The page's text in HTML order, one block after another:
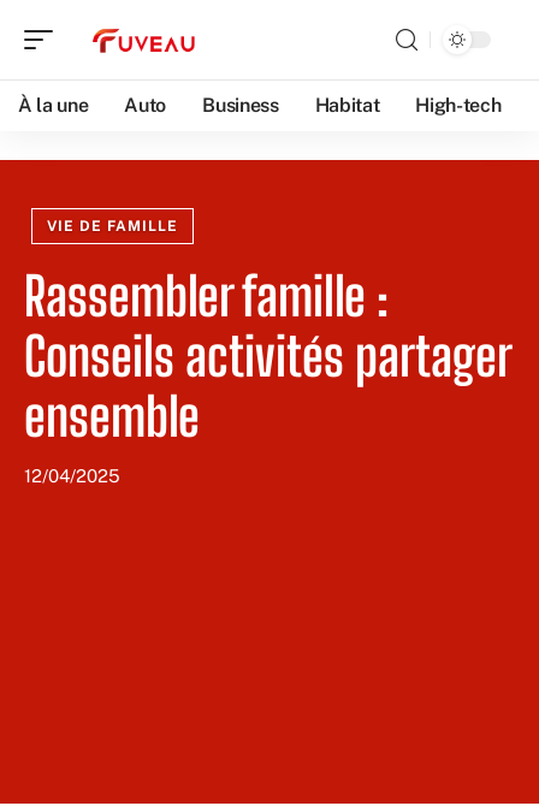
À la une Auto Business Habitat High-tech
VIE DE FAMILLE
Rassembler famille :
Conseils activités partager
ensemble
12/04/2025